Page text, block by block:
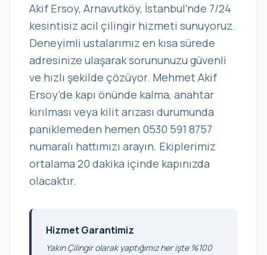
Akif Ersoy, Arnavutköy, İstanbul’nde 7/24
kesintisiz acil çilingir hizmeti sunuyoruz.
Deneyimli ustalarımız en kısa sürede
adresinize ulaşarak sorununuzu güvenli
ve hızlı şekilde çözüyor. Mehmet Akif
Ersoy’de kapı önünde kalma, anahtar
kırılması veya kilit arızası durumunda
paniklemeden hemen 0530 591 8757
numaralı hattımızı arayın. Ekiplerimiz
ortalama 20 dakika içinde kapınızda
olacaktır.
Hizmet Garantimiz
Yakın Çilingir olarak yaptığımız her işte %100